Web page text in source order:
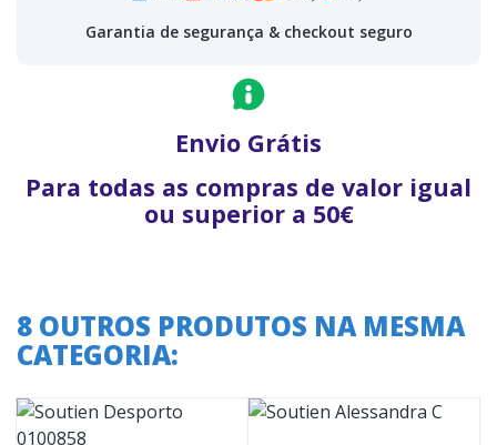
Garantia de segurança & checkout seguro
Envio Grátis
Para todas as compras de valor igual
ou superior a 50€
8 OUTROS PRODUTOS NA MESMA
CATEGORIA: